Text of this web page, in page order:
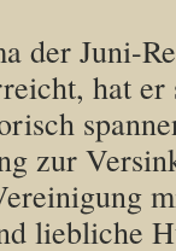
der Juni-
hat er
zur
liebliche